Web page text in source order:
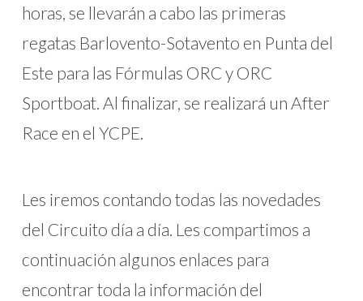
horas, se llevarán a cabo las primeras
regatas Barlovento-Sotavento en Punta del
Este para las Fórmulas ORC y ORC
Sportboat. Al finalizar, se realizará un After
Race en el YCPE.
Les iremos contando todas las novedades
del Circuito día a día. Les compartimos a
continuación algunos enlaces para
encontrar toda la información del